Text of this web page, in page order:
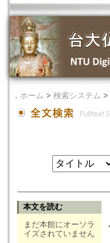
． ホーム > 検索システム >
本文を読む
まだ本館にオーソラ
イズされていません